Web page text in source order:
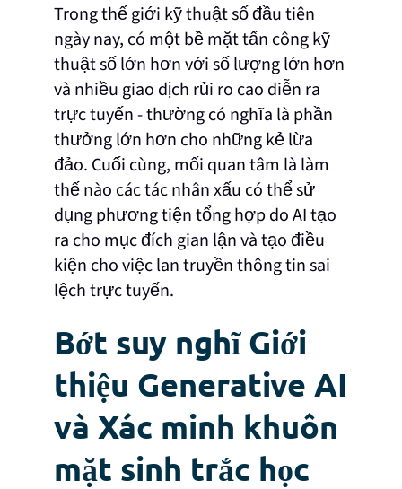
Trong thế giới kỹ thuật số đầu tiên
ngày nay, có một bề mặt tấn công kỹ
thuật số lớn hơn với số lượng lớn hơn
và nhiều giao dịch rủi ro cao diễn ra
trực tuyến - thường có nghĩa là phần
thưởng lớn hơn cho những kẻ lừa
đảo. Cuối cùng, mối quan tâm là làm
thế nào các tác nhân xấu có thể sử
dụng phương tiện tổng hợp do AI tạo
ra cho mục đích gian lận và tạo điều
kiện cho việc lan truyền thông tin sai
lệch trực tuyến.
Bớt suy nghĩ Giới
thiệu Generative AI
và Xác minh khuôn
mặt sinh trắc học